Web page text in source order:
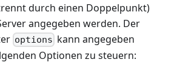
durch einen Doppelpunkt)
angegeben werden. Der
options kann angegeben
Optionen zu steuern: